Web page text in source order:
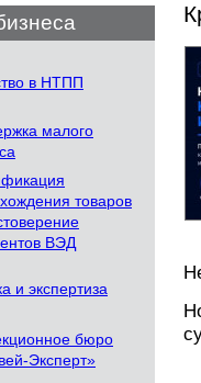
в НТПП
малого
товаров
ВЭД
и экспертиза
бюро
Эксперт»